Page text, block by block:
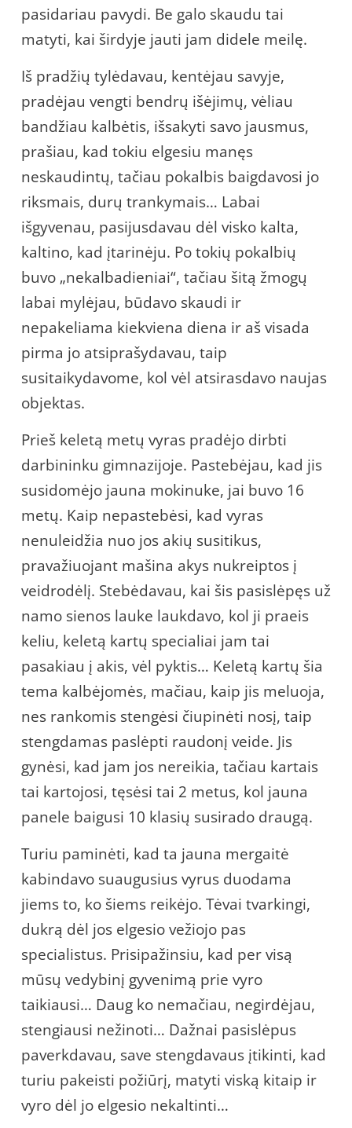
pasidariau pavydi. Be galo skaudu tai
matyti, kai širdyje jauti jam didele meilę.
Iš pradžių tylėdavau, kentėjau savyje,
pradėjau vengti bendrų išėjimų, vėliau
bandžiau kalbėtis, išsakyti savo jausmus,
prašiau, kad tokiu elgesiu manęs
neskaudintų, tačiau pokalbis baigdavosi jo
riksmais, durų trankymais… Labai
išgyvenau, pasijusdavau dėl visko kalta,
kaltino, kad įtarinėju. Po tokių pokalbių
buvo „nekalbadieniai“, tačiau šitą žmogų
labai mylėjau, būdavo skaudi ir
nepakeliama kiekviena diena ir aš visada
pirma jo atsiprašydavau, taip
susitaikydavome, kol vėl atsirasdavo naujas
objektas.
Prieš keletą metų vyras pradėjo dirbti
darbininku gimnazijoje. Pastebėjau, kad jis
susidomėjo jauna mokinuke, jai buvo 16
metų. Kaip nepastebėsi, kad vyras
nenuleidžia nuo jos akių susitikus,
pravažiuojant mašina akys nukreiptos į
veidrodėlį. Stebėdavau, kai šis pasislėpęs už
namo sienos lauke laukdavo, kol ji praeis
keliu, keletą kartų specialiai jam tai
pasakiau į akis, vėl pyktis… Keletą kartų šia
tema kalbėjomės, mačiau, kaip jis meluoja,
nes rankomis stengėsi čiupinėti nosį, taip
stengdamas paslėpti raudonį veide. Jis
gynėsi, kad jam jos nereikia, tačiau kartais
tai kartojosi, tęsėsi tai 2 metus, kol jauna
panele baigusi 10 klasių susirado draugą.
Turiu paminėti, kad ta jauna mergaitė
kabindavo suaugusius vyrus duodama
jiems to, ko šiems reikėjo. Tėvai tvarkingi,
dukrą dėl jos elgesio vežiojo pas
specialistus. Prisipažinsiu, kad per visą
mūsų vedybinį gyvenimą prie vyro
taikiausi… Daug ko nemačiau, negirdėjau,
stengiausi nežinoti… Dažnai pasislėpus
paverkdavau, save stengdavaus įtikinti, kad
turiu pakeisti požiūrį, matyti viską kitaip ir
vyro dėl jo elgesio nekaltinti…